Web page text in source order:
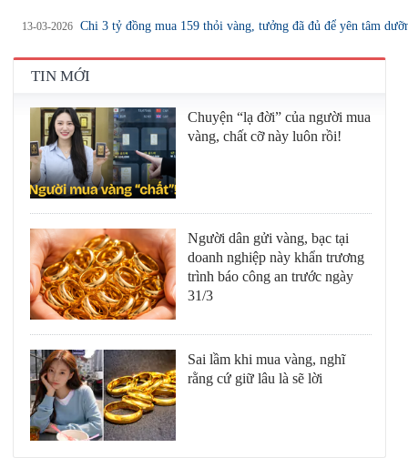
13-03-2026 Chi 3 tỷ đồng mua 159 thỏi vàng, tưởng đã đủ để yên tâm
TIN MỚI
Chuyện “lạ đời” của người mua
vàng, chất cỡ này luôn rồi!
Người dân gửi vàng, bạc tại
doanh nghiệp này khẩn trương
trình báo công an trước ngày
31/3
Sai lầm khi mua vàng, nghĩ
rằng cứ giữ lâu là sẽ lời